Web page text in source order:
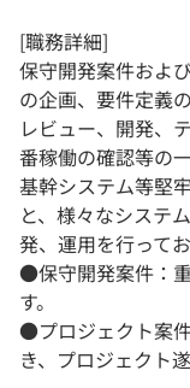
[職務詳細]
保守開発案件およ
の企画、要件定義
レビュー、開発、
番稼働の確認等の
基幹システム等堅
と、様々なシステ
発、運用を行ってお
●保守開発案件：
す。
●プロジェクト案
き、プロジェクト